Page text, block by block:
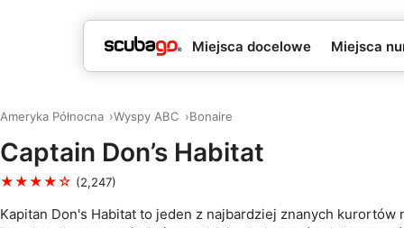
Miejsca docelowe Miejsca
Ameryka Północna Wyspy ABC Bonaire
Captain Don’s Habitat
★★★★☆ (2,247)
Kapitan Don's Habitat to jeden z najbardziej znanych kurortów